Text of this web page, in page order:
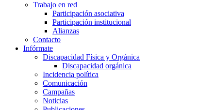
Trabajo en red
Participación asociativa
Participación institucional
Alianzas
Contacto
Infórmate
Discapacidad Física y Orgánica
Discapacidad orgánica
Incidencia política
Comunicación
Campañas
Noticias